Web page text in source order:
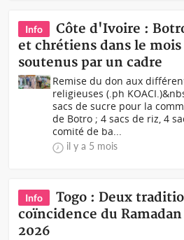
Info
Côte d'Ivoire :
et chrétiens dans le
soutenus par un cadre
Remise du don aux
religieuses (.ph
sacs de sucre pour la
de Botro ; 4 sacs de riz, 4
comité de ba...
il y a 5 mois
Info
Togo : Deux
coïncidence du
2026